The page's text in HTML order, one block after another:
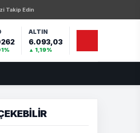
Takip Edin
ALTIN
6.093,03
▲ 1,19%